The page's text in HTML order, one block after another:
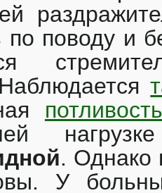
по поводу и
потливость
. Однако
У